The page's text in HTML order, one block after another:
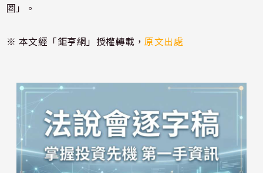
圈」。
※ 本文經「鉅亨網」授權轉載，原文出處